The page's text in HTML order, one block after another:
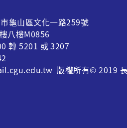
山區文化一路259號
樓M0856
轉 5201 或 3207
版權所有© 2019